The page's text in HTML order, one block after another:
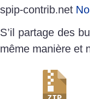
spip-contrib.net
S’il partage des
même manière et